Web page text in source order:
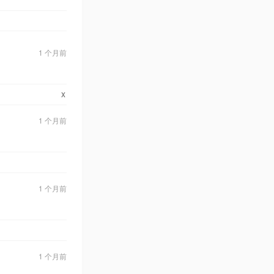
1 个月前
x
1 个月前
1 个月前
1 个月前